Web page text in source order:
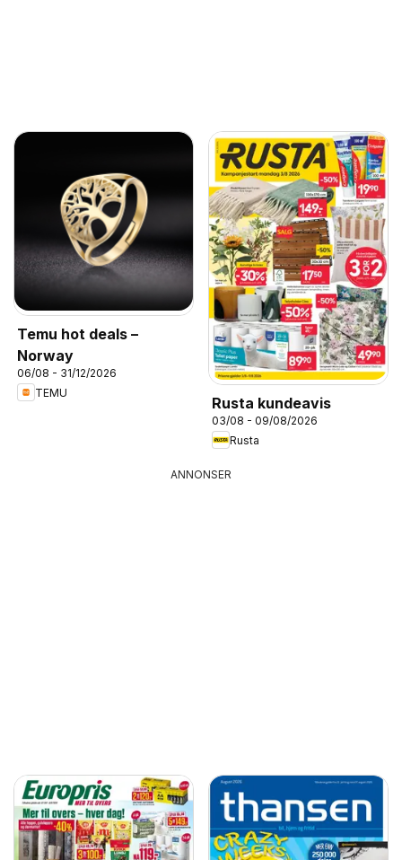
Temu hot deals –
Norway
06/08 - 31/12/2026
TEMU
Rusta kundeavis
03/08 - 09/08/2026
Rusta
ANNONSER